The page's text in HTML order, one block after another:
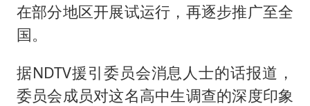
在部分地区开展试运行，再逐步推广至全
国。
据NDTV援引委员会消息人士的话报道，
委员会成员对这名高中生调查的深度印象